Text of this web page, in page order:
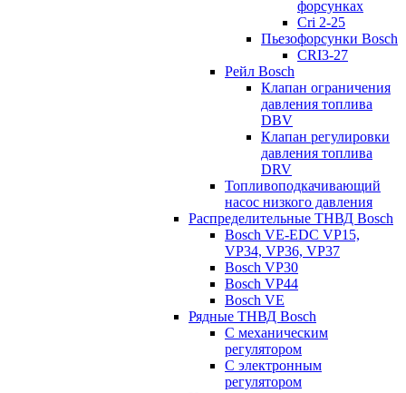
форсунках
Cri 2-25
Пьезофорсунки Bosch
CRI3-27
Рейл Bosch
Клапан ограничения
давления топлива
DBV
Клапан регулировки
давления топлива
DRV
Топливоподкачивающий
насос низкого давления
Распределительные ТНВД Bosch
Bosch VE-EDC VP15,
VP34, VP36, VP37
Bosch VP30
Bosch VP44
Bosch VE
Рядные ТНВД Bosch
С механическим
регулятором
С электронным
регулятором